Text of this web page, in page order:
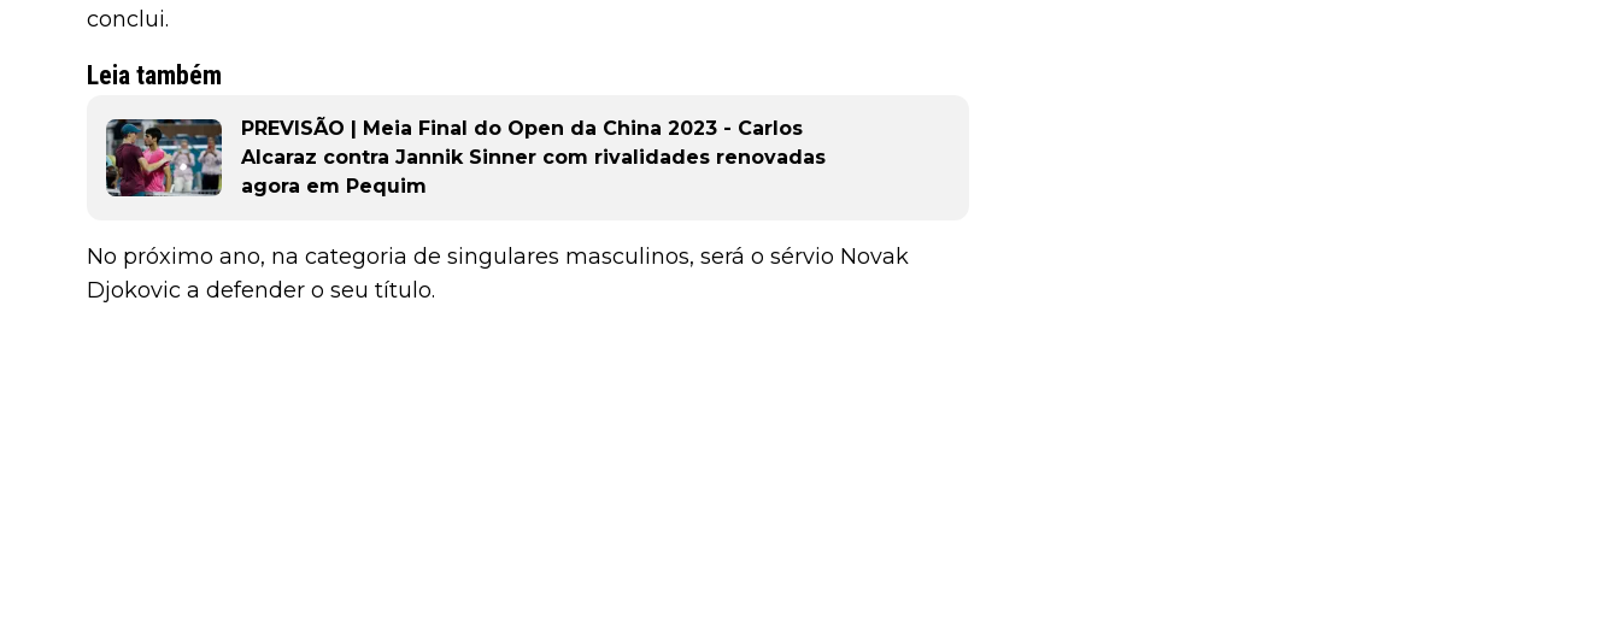
conclui.
Leia também
PREVISÃO | Meia Final do Open da China 2023 - Carlos
Alcaraz contra Jannik Sinner com rivalidades renovadas
agora em Pequim
No próximo ano, na categoria de singulares masculinos, será o sérvio Novak
Djokovic a defender o seu título.